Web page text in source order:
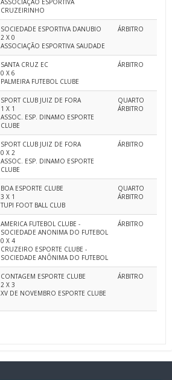
ASSOCIAÇÃO ESPORTIVA
CRUZEIRINHO
SOCIEDADE ESPORTIVA DANUBIO
2 X 0
ASSOCIAÇÃO ESPORTIVA SAUDADE
ÁRBITRO
SANTA CRUZ EC
0 X 6
PALMEIRA FUTEBOL CLUBE
ÁRBITRO
SPORT CLUB JUIZ DE FORA
1 X 1
ASSOC. ESP. DINAMO ESPORTE
CLUBE
QUARTO
ÁRBITRO
SPORT CLUB JUIZ DE FORA
0 X 2
ASSOC. ESP. DINAMO ESPORTE
CLUBE
ÁRBITRO
BOA ESPORTE CLUBE
3 X 1
TUPI FOOT BALL CLUB
QUARTO
ÁRBITRO
AMERICA FUTEBOL CLUBE -
SOCIEDADE ANONIMA DO FUTEBOL
0 X 4
CRUZEIRO ESPORTE CLUBE -
SOCIEDADE ANÔNIMA DO FUTEBOL
ÁRBITRO
CONTAGEM ESPORTE CLUBE
2 X 3
XV DE NOVEMBRO ESPORTE CLUBE
ÁRBITRO